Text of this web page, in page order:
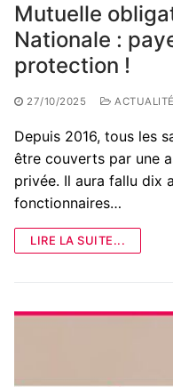
Mutuelle
Nationale :
protection !
27/10/2025
Depuis 2016, tous les
être couverts par une
privée. Il aura fallu dix
fonctionnaires…
LIRE LA SUITE...